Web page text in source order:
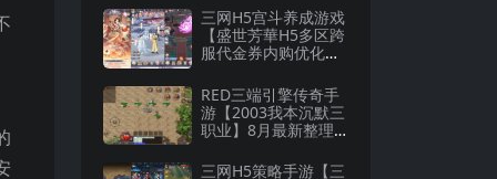
搭建教程
三网H5宫斗养成游戏
【盛世芳華H5多区跨
服代金券内购优化
ux手工服务端+CDK
授权后台+全资源安
卓+详细搭建教程
RED三端引擎传奇手
游【2003我本沉默三
职业】8月最新整理W
+详细搭建教程
三网H5策略手游【三